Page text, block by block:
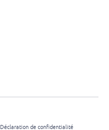
Déclaration de confidentialité